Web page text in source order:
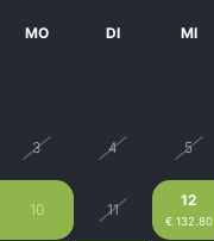
MO DI MI
3 4 5
10 11
12
€ 132.80